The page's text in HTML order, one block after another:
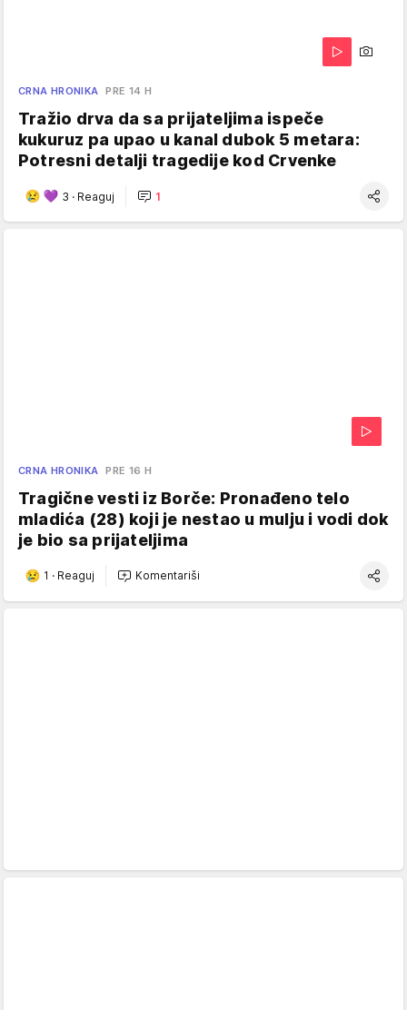
CRNA HRONIKA PRE 14 H
Tražio drva da sa prijateljima ispeče
kukuruz pa upao u kanal dubok 5 metara:
Potresni detalji tragedije kod Crvenke
3 · Reaguj 1
CRNA HRONIKA PRE 16 H
Tragične vesti iz Borče: Pronađeno telo
mladića (28) koji je nestao u mulju i vodi dok
je bio sa prijateljima
1 · Reaguj Komentariši